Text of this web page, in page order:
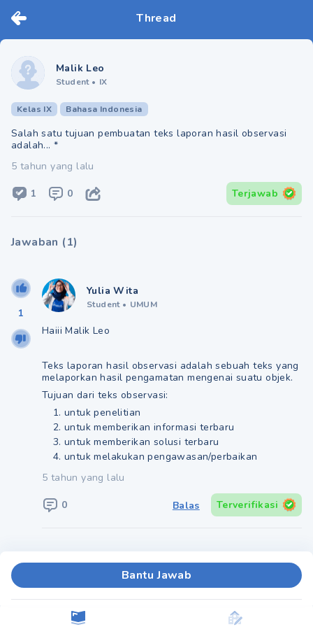
Thread
Malik Leo
Student • IX
Kelas IX Bahasa Indonesia
Salah satu tujuan pembuatan teks laporan hasil observasi
adalah... *
5 tahun yang lalu
1 0 Terjawab
Jawaban (1)
1
Yulia Wita
Student • UMUM
Haiii Malik Leo
Teks laporan hasil observasi adalah sebuah teks yang
melaporkan hasil pengamatan mengenai suatu objek.
Tujuan dari teks observasi:
untuk penelitian
untuk memberikan informasi terbaru
untuk memberikan solusi terbaru
untuk melakukan pengawasan/perbaikan
5 tahun yang lalu
0 Balas Terverifikasi
Bantu Jawab